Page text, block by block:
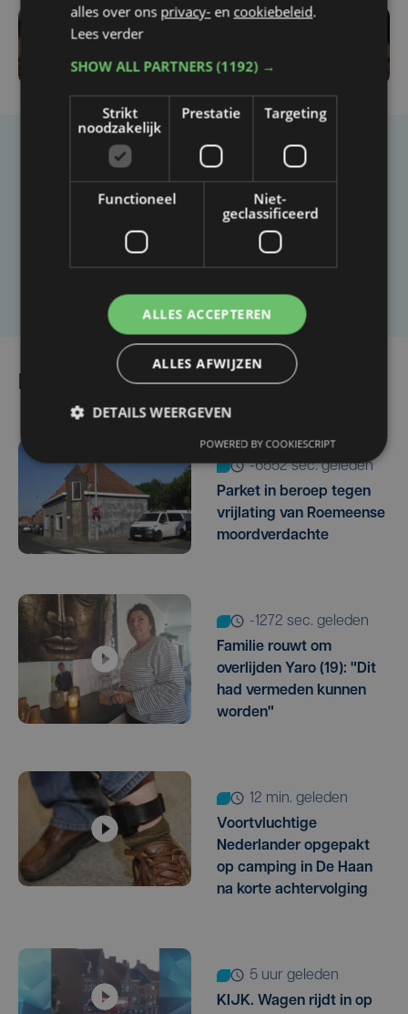
Taalfout opgemerkt?
Heb je een taal- of schrijffout opgemerkt in dit
artikel?
-6552 sec. geleden
Parket in beroep tegen
vrijlating van Roemeense
moordverdachte
-1272 sec. geleden
Familie rouwt om
overlijden Yaro (19): "Dit
had vermeden kunnen
worden"
12 min. geleden
Voortvluchtige
Nederlander opgepakt
op camping in De Haan
na korte achtervolging
5 uur geleden
KIJK. Wagen rijdt in op
alles over ons privacy- en cookiebeleid.
Lees verder
SHOW ALL PARTNERS(1192) →
Strikt
noodzakelijk
Prestatie Targeting
Functioneel
Niet-
geclassificeerd
ALLES ACCEPTEREN
ALLES AFWIJZEN
DETAILS WEERGEVEN
POWERED BY COOKIESCRIPT